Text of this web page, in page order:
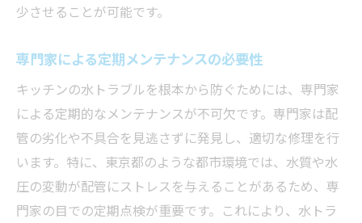
少させることが可能です。
専門家による定期メンテナンスの必要性
キッチンの水トラブルを根本から防ぐためには、専門家
による定期的なメンテナンスが不可欠です。専門家は配
管の劣化や不具合を見逃さずに発見し、適切な修理を行
います。特に、東京都のような都市環境では、水質や水
圧の変動が配管にストレスを与えることがあるため、専
門家の目での定期点検が重要です。これにより、水トラ